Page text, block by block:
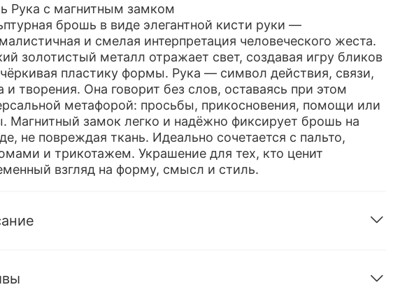
Рука с магнитным замком
брошь в виде элегантной кисти руки —
и смелая интерпретация человеческого жеста.
золотистый металл отражает свет, создавая игру бликов
пластику формы. Рука — символ действия, связи,
и творения. Она говорит без слов, оставаясь при этом
метафорой: просьбы, прикосновения, помощи или
Магнитный замок легко и надёжно фиксирует брошь на
не повреждая ткань. Идеально сочетается с пальто,
и трикотажем. Украшение для тех, кто ценит
взгляд на форму, смысл и стиль.